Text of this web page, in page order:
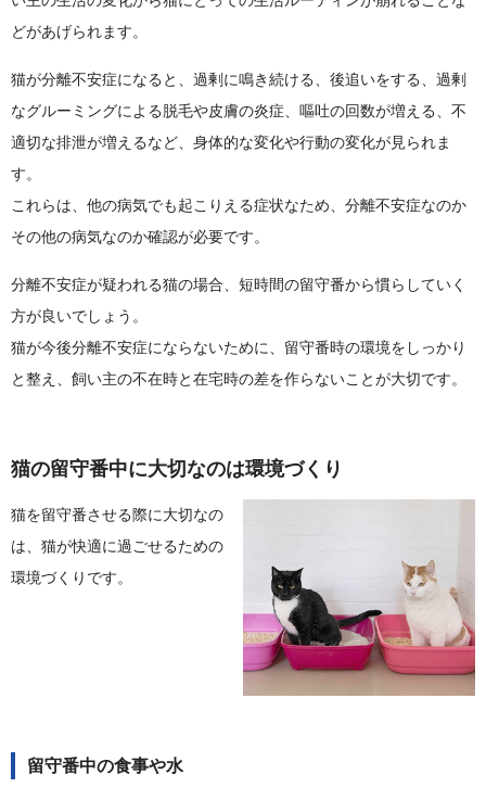
どがあげられます。
猫が分離不安症になると、過剰に鳴き続ける、後追いをする、過剰
なグルーミングによる脱毛や皮膚の炎症、嘔吐の回数が増える、不
適切な排泄が増えるなど、身体的な変化や行動の変化が見られま
す。
これらは、他の病気でも起こりえる症状なため、分離不安症なのか
その他の病気なのか確認が必要です。
分離不安症が疑われる猫の場合、短時間の留守番から慣らしていく
方が良いでしょう。
猫が今後分離不安症にならないために、留守番時の環境をしっかり
と整え、飼い主の不在時と在宅時の差を作らないことが大切です。
猫の留守番中に大切なのは環境づくり
猫を留守番させる際に大切なの
は、猫が快適に過ごせるための
環境づくりです。
留守番中の食事や水